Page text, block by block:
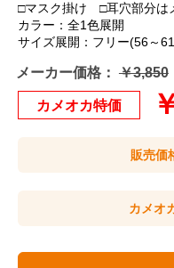
□マスク掛け □耳穴部分は
カラー：全1色展開
サイズ展開：フリー(56～
メーカー価格： ￥3,850
カメオカ特価
販売価
カメオ